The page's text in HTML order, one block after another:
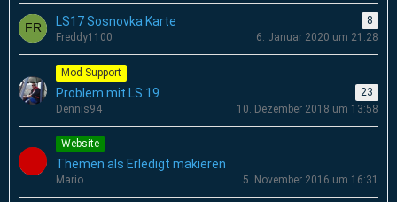
LS17 Sosnovka Karte
8
Freddy1100
6. Januar 2020 um 21:28
Mod Support
Problem mit LS 19
23
Dennis94
10. Dezember 2018 um 13:58
Website
Themen als Erledigt makieren
Mario 5. November 2016 um 16:31